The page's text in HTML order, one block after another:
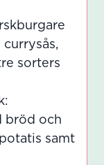
sorters
bröd och
samt